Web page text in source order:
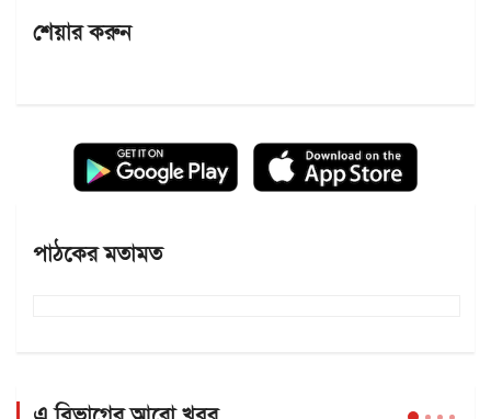
শেয়ার করুন
পাঠকের মতামত